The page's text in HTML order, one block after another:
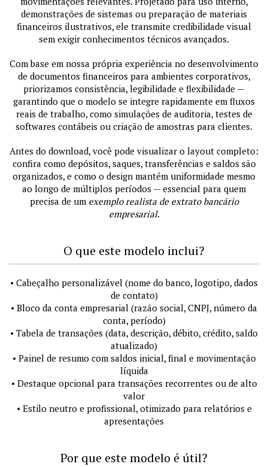
demonstrações de sistemas ou preparação de materiais
financeiros ilustrativos, ele transmite credibilidade visual
sem exigir conhecimentos técnicos avançados.
Com base em nossa própria experiência no desenvolvimento
de documentos financeiros para ambientes corporativos,
priorizamos consistência, legibilidade e flexibilidade —
garantindo que o modelo se integre rapidamente em fluxos
reais de trabalho, como simulações de auditoria, testes de
softwares contábeis ou criação de amostras para clientes.
Antes do download, você pode visualizar o layout completo:
confira como depósitos, saques, transferências e saldos são
organizados, e como o design mantém uniformidade mesmo
ao longo de múltiplos períodos — essencial para quem
precisa de um exemplo realista de extrato bancário
empresarial.
O que este modelo inclui?
• Cabeçalho personalizável (nome do banco, logotipo, dados
de contato)
• Bloco da conta empresarial (razão social, CNPJ, número da
conta, período)
• Tabela de transações (data, descrição, débito, crédito, saldo
atualizado)
• Painel de resumo com saldos inicial, final e movimentação
líquida
• Destaque opcional para transações recorrentes ou de alto
valor
• Estilo neutro e profissional, otimizado para relatórios e
apresentações
Por que este modelo é útil?